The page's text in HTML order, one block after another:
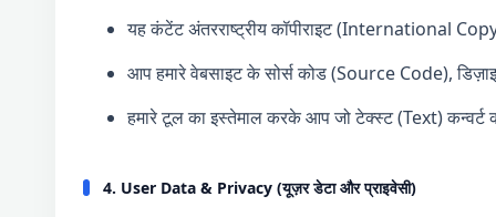
यह कंटेंट अंतरराष्ट्रीय कॉपीराइट (International
आप हमारे वेबसाइट के सोर्स कोड (Source Code),
हमारे टूल का इस्तेमाल करके आप जो टेक्स्ट (Text)
4. User Data & Privacy (यूज़र डेटा और प्राइवेसी)